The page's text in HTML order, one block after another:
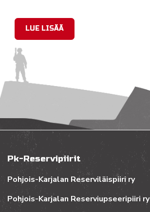
LUE LISÄÄ
Pk-Reservipiirit
Pohjois-Karjalan Reserviläispiiri ry
Pohjois-Karjalan Reserviupseeripiiri ry